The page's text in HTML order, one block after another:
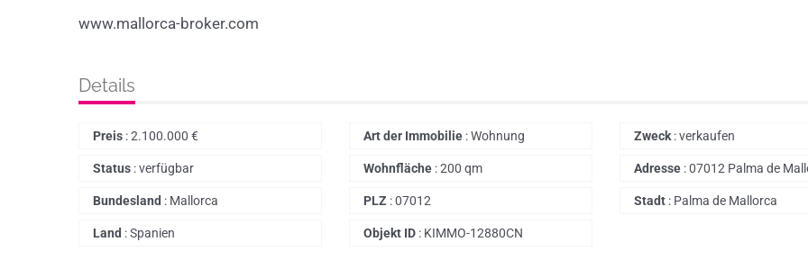
www.mallorca-broker.com
Details
Preis :2.100.000 € Art der Immobilie :Wohnung Zweck :verkaufen
Status :verfügbar Wohnfläche :200 qm Adresse :07012 Palma de
Bundesland : Mallorca PLZ :07012 Stadt : Palma de Mallorca
Land :Spanien Objekt ID : KIMMO-12880CN